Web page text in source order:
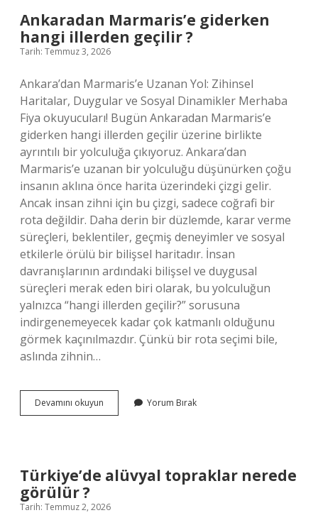
Ankaradan Marmaris’e giderken
hangi illerden geçilir ?
Tarih: Temmuz 3, 2026
Ankara’dan Marmaris’e Uzanan Yol: Zihinsel
Haritalar, Duygular ve Sosyal Dinamikler Merhaba
Fiya okuyucuları! Bugün Ankaradan Marmaris’e
giderken hangi illerden geçilir üzerine birlikte
ayrıntılı bir yolculuğa çıkıyoruz. Ankara’dan
Marmaris’e uzanan bir yolculuğu düşünürken çoğu
insanın aklına önce harita üzerindeki çizgi gelir.
Ancak insan zihni için bu çizgi, sadece coğrafi bir
rota değildir. Daha derin bir düzlemde, karar verme
süreçleri, beklentiler, geçmiş deneyimler ve sosyal
etkilerle örülü bir bilişsel haritadır. İnsan
davranışlarının ardındaki bilişsel ve duygusal
süreçleri merak eden biri olarak, bu yolculuğun
yalnızca “hangi illerden geçilir?” sorusuna
indirgenemeyecek kadar çok katmanlı olduğunu
görmek kaçınılmazdır. Çünkü bir rota seçimi bile,
aslında zihnin…
Devamını okuyun Ankaradan
Marmaris’e
?
Yorum Bırak
Türkiye’de alüvyal topraklar nerede
görülür ?
Tarih: Temmuz 2, 2026